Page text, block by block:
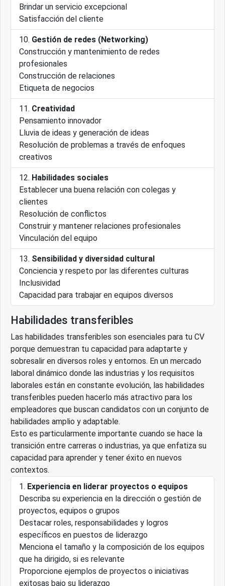
Brindar un servicio excepcional
Satisfacción del cliente
Gestión de redes (Networking)
Construcción y mantenimiento de redes
profesionales
Construcción de relaciones
Etiqueta de negocios
Creatividad
Pensamiento innovador
Lluvia de ideas y generación de ideas
Resolución de problemas a través de enfoques
creativos
Habilidades sociales
Establecer una buena relación con colegas y
clientes
Resolución de conflictos
Construir y mantener relaciones profesionales
Vinculación del equipo
Sensibilidad y diversidad cultural
Conciencia y respeto por las diferentes culturas
Inclusividad
Capacidad para trabajar en equipos diversos
Habilidades transferibles
Las habilidades transferibles son esenciales para tu CV
porque demuestran tu capacidad para adaptarte y
sobresalir en diversos roles y entornos. En un mercado
laboral dinámico donde las industrias y los requisitos
laborales están en constante evolución, las habilidades
transferibles pueden hacerlo más atractivo para los
empleadores que buscan candidatos con un conjunto de
habilidades amplio y adaptable.
Esto es particularmente importante cuando se hace la
transición entre carreras o industrias, ya que enfatiza su
capacidad para aprender y tener éxito en nuevos
contextos.
Experiencia en liderar proyectos o equipos
Describa su experiencia en la dirección o gestión de
proyectos, equipos o grupos
Destacar roles, responsabilidades y logros
específicos en puestos de liderazgo
Menciona el tamaño y la composición de los equipos
que ha dirigido, si es relevante
Proporcione ejemplos de proyectos o iniciativas
exitosas bajo su liderazgo